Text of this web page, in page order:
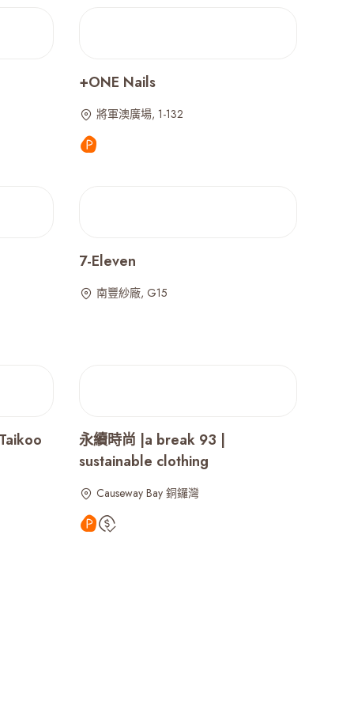
+ONE Nails
將軍澳廣場, 1-132
7-Eleven
南豐紗廠, G15
永續時尚 |a break 93 |
sustainable clothing
Causeway Bay 銅鑼灣